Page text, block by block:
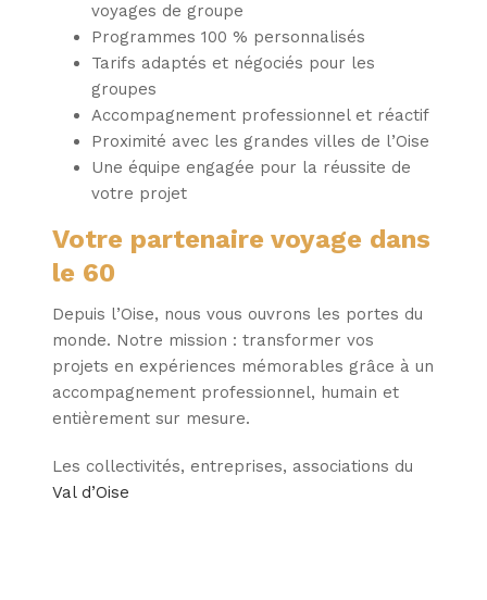
voyages de groupe
Programmes 100 % personnalisés
Tarifs adaptés et négociés pour les
groupes
Accompagnement professionnel et réactif
Proximité avec les grandes villes de l’Oise
Une équipe engagée pour la réussite de
votre projet
Votre partenaire voyage dans
le 60
Depuis l’Oise, nous vous ouvrons les portes du
monde. Notre mission : transformer vos
projets en expériences mémorables grâce à un
accompagnement professionnel, humain et
entièrement sur mesure.
Les collectivités, entreprises, associations du
Val d’Oise